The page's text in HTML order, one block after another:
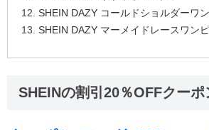
SHEIN DAZY コールドショルダーワ
SHEIN DAZY マーメイドレースワン
SHEINの割引20％OFFクー